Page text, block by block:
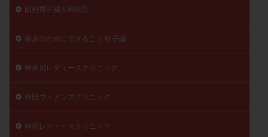
田村秀子婦人科医院
着床のためにできること 卵子編
神奈川レディースクリニック
神田ウィメンズクリニック
神谷レディースクリニック